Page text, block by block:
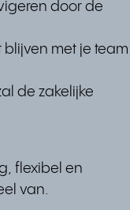
door de
met je team
de zakelijke
flexibel en
van.